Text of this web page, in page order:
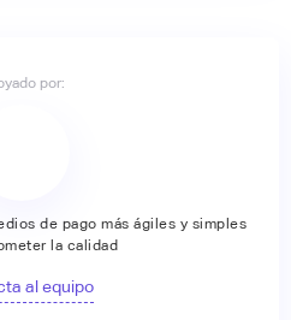
por:
de pago más ágiles y simples
la calidad
al equipo